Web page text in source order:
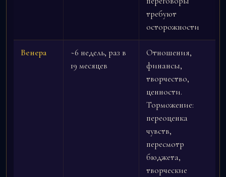
требуют
осторожности
Венера
~6 недель, раз в
19 месяцев
Отношения,
финансы,
творчество,
ценности.
Торможение:
переоценка
чувств,
пересмотр
бюджета,
творческие